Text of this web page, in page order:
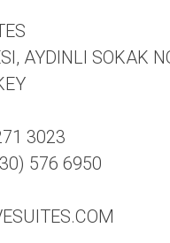
AYDINLI SOKAK
3023
576 6950